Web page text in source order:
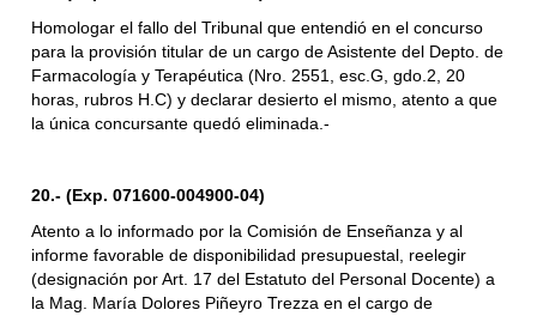
Homologar el fallo del Tribunal que entendió en el concurso
para la provisión titular de un cargo de Asistente del Depto. de
Farmacología y Terapéutica (Nro. 2551, esc.G, gdo.2, 20
horas, rubros H.C) y declarar desierto el mismo, atento a que
la única concursante quedó eliminada.-
20.- (Exp. 071600-004900-04)
Atento a lo informado por la Comisión de Enseñanza y al
informe favorable de disponibilidad presupuestal, reelegir
(designación por Art. 17 del Estatuto del Personal Docente) a
la Mag. María Dolores Piñeyro Trezza en el cargo de